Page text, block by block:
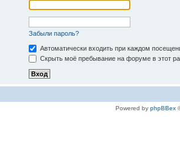
Забыли пароль?
Автоматически входить при каждом
Скрыть моё пребывание на форуме в этот
Powered by phpBBex